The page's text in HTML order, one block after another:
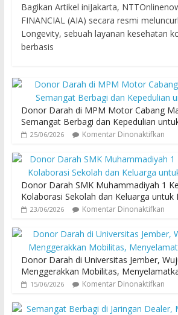
Bagikan Artikel iniJakarta,
FINANCIAL (AIA) secara resmi
Longevity, sebuah layanan kesehatan
berbasis
Donor Darah di MPM Motor Cabang
Semangat Berbagi dan Kepedulian
25/06/2026 Komentar Dinonaktifkan
Donor Darah SMK Muhammadiyah 1
Kolaborasi Sekolah dan Keluarga untuk
23/06/2026 Komentar Dinonaktifkan
Donor Darah di Universitas Jember,
Menggerakkan Mobilitas,
15/06/2026 Komentar Dinonaktifkan